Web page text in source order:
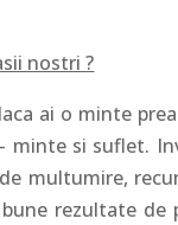
nostri ?
ai o minte
si suflet.
multumire,
rezultate